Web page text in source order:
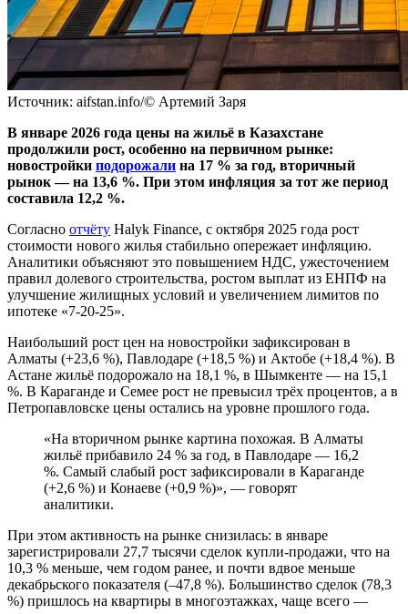
Источник: aifstan.info/© Артемий Заря
В январе 2026 года цены на жильё в Казахстане
продолжили рост, особенно на первичном рынке:
новостройки подорожали на 17 % за год, вторичный
рынок — на 13,6 %. При этом инфляция за тот же период
составила 12,2 %.
Согласно отчёту Halyk Finance, с октября 2025 года рост
стоимости нового жилья стабильно опережает инфляцию.
Аналитики объясняют это повышением НДС, ужесточением
правил долевого строительства, ростом выплат из ЕНПФ на
улучшение жилищных условий и увеличением лимитов по
ипотеке «7-20-25».
Наибольший рост цен на новостройки зафиксирован в
Алматы (+23,6 %), Павлодаре (+18,5 %) и Актобе (+18,4 %). В
Астане жильё подорожало на 18,1 %, в Шымкенте — на 15,1
%. В Караганде и Семее рост не превысил трёх процентов, а в
Петропавловске цены остались на уровне прошлого года.
«На вторичном рынке картина похожая. В Алматы
жильё прибавило 24 % за год, в Павлодаре — 16,2
%. Самый слабый рост зафиксировали в Караганде
(+2,6 %) и Конаеве (+0,9 %)», — говорят
аналитики.
При этом активность на рынке снизилась: в январе
зарегистрировали 27,7 тысячи сделок купли-продажи, что на
10,3 % меньше, чем годом ранее, и почти вдвое меньше
декабрьского показателя (–47,8 %). Большинство сделок (78,3
%) пришлось на квартиры в многоэтажках, чаще всего —